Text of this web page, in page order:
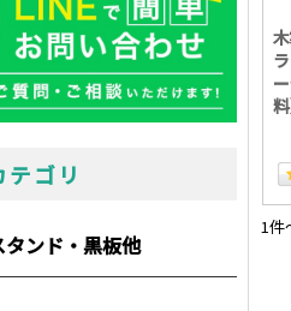
テゴリ
ンド・黒板他
料
1件